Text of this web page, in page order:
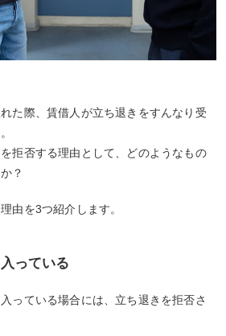
た際、賃借人が立ち退きをすんなり受
拒否する理由として、どのようなもの
？
由を3つ紹介します。
っている
っている場合には、立ち退きを拒否さ